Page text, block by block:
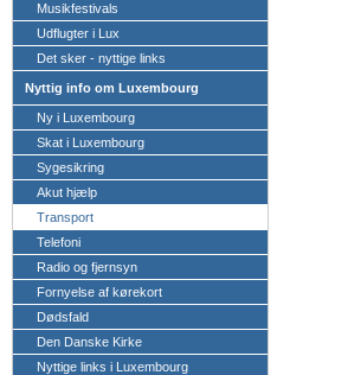
Musikfestivals
Udflugter i Lux
Det sker - nyttige links
Nyttig info om Luxembourg
Ny i Luxembourg
Skat i Luxembourg
Sygesikring
Akut hjælp
Transport
Telefoni
Radio og fjernsyn
Fornyelse af kørekort
Dødsfald
Den Danske Kirke
Nyttige links i Luxembourg